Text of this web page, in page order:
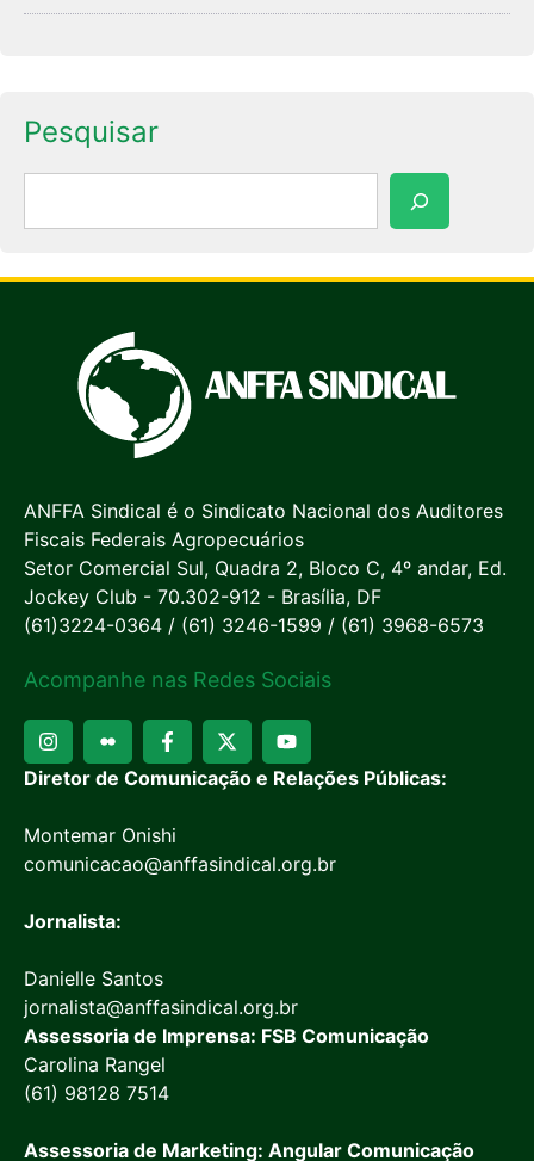
Pesquisar
ANFFA Sindical é o Sindicato Nacional dos Auditores
Fiscais Federais Agropecuários
Setor Comercial Sul, Quadra 2, Bloco C, 4º andar, Ed.
Jockey Club - 70.302-912 - Brasília, DF
(61)3224-0364 / (61) 3246-1599 / (61) 3968-6573
Acompanhe nas Redes Sociais
Diretor de Comunicação e Relações Públicas:
Montemar Onishi
comunicacao@anffasindical.org.br
Jornalista:
Danielle Santos
jornalista@anffasindical.org.br
Assessoria de Imprensa: FSB Comunicação
Carolina Rangel
(61) 98128 7514
Assessoria de Marketing: Angular Comunicação